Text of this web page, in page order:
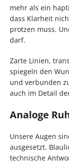
mehr als ein
dass Klarheit
protzen muss.
darf.
Zarte Linien,
spiegeln den
und verbunden
auch im Detail
Analoge
Unsere Augen
ausgesetzt.
technische